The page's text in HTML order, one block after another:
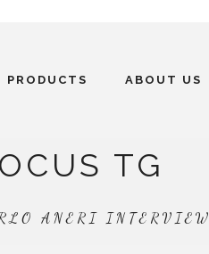
PRODUCTS ABOUT US
TG
ANERI INTERVIEW